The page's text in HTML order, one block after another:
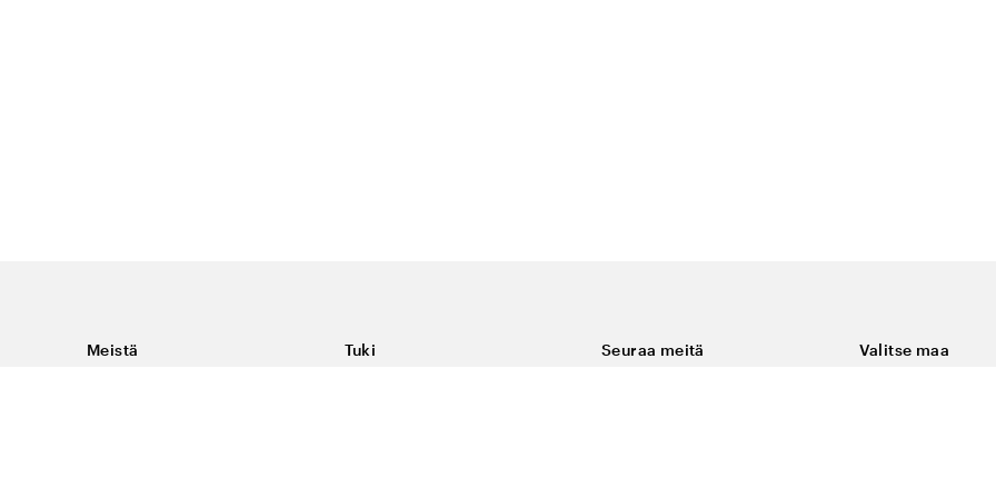
Meistä Tuki Seuraa meitä Valitse maa